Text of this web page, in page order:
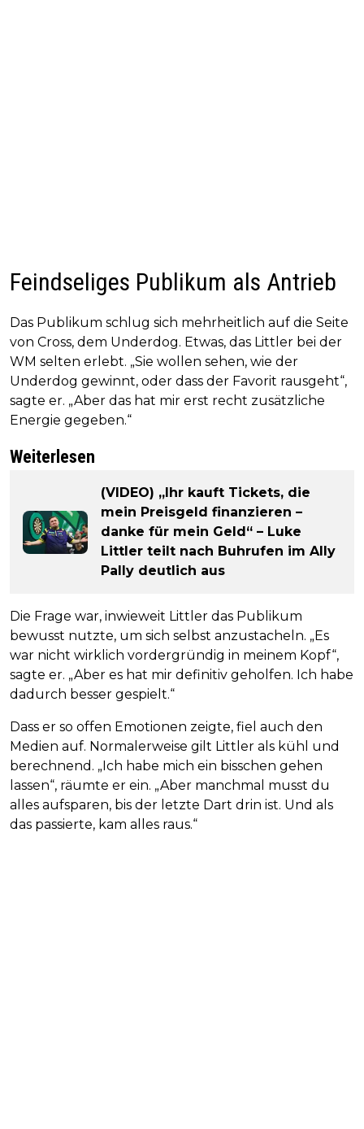
Feindseliges Publikum als Antrieb
Das Publikum schlug sich mehrheitlich auf die Seite
von Cross, dem Underdog. Etwas, das Littler bei der
WM selten erlebt. „Sie wollen sehen, wie der
Underdog gewinnt, oder dass der Favorit rausgeht“,
sagte er. „Aber das hat mir erst recht zusätzliche
Energie gegeben.“
Weiterlesen
(VIDEO) „Ihr kauft Tickets, die
mein Preisgeld finanzieren –
danke für mein Geld“ – Luke
Littler teilt nach Buhrufen im Ally
Pally deutlich aus
Die Frage war, inwieweit Littler das Publikum
bewusst nutzte, um sich selbst anzustacheln. „Es
war nicht wirklich vordergründig in meinem Kopf“,
sagte er. „Aber es hat mir definitiv geholfen. Ich habe
dadurch besser gespielt.“
Dass er so offen Emotionen zeigte, fiel auch den
Medien auf. Normalerweise gilt Littler als kühl und
berechnend. „Ich habe mich ein bisschen gehen
lassen“, räumte er ein. „Aber manchmal musst du
alles aufsparen, bis der letzte Dart drin ist. Und als
das passierte, kam alles raus.“